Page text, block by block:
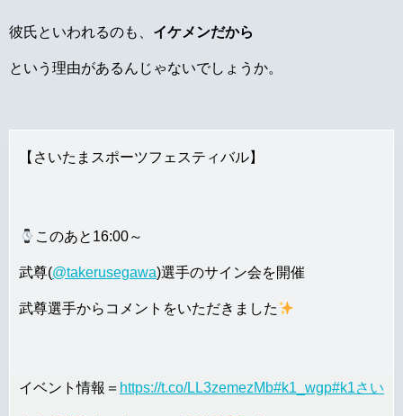
彼氏といわれるのも、 イケメンだから
という理由があるんじゃないでしょうか。
【さいたまスポーツフェスティバル】
このあと16:00～
武尊(@takerusegawa)選手のサイン会を開催
武尊選手からコメントをいただきました
イベント情報＝ https://t.co/LL3zemezMb#k1_wgp#k1さい